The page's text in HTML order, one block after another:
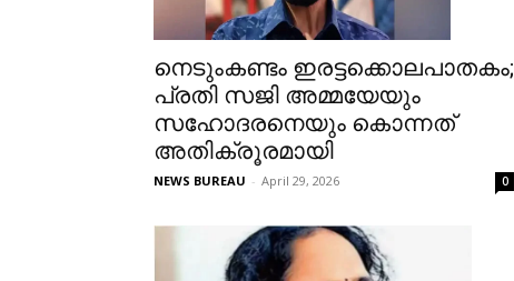
നെടുംകണ്ടം ഇരട്ടക്കൊലപാതകം;
പ്രതി സജി അമ്മയേയും
സഹോദരനെയും കൊന്നത്
അതിക്രൂരമായി
NEWS BUREAU - April 29, 2026 0